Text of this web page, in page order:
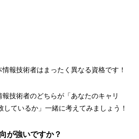
報技術者はまったく異なる資格です！
報技術者のどちらが「あなたのキャリ
しているか」一緒に考えてみましょう！
が強いですか？